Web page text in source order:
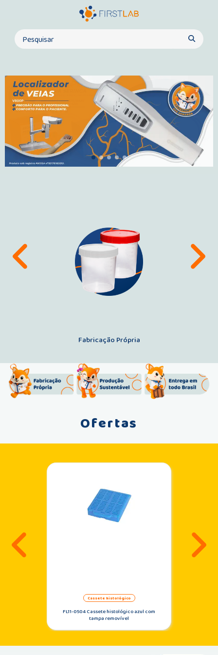
Fabricação Própria
Anterior
Ofertas
cassete histológico
FL11-0504 Cassete histológico azul com
tampa removível
Anterior